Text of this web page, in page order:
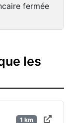
fermée
les
1 km